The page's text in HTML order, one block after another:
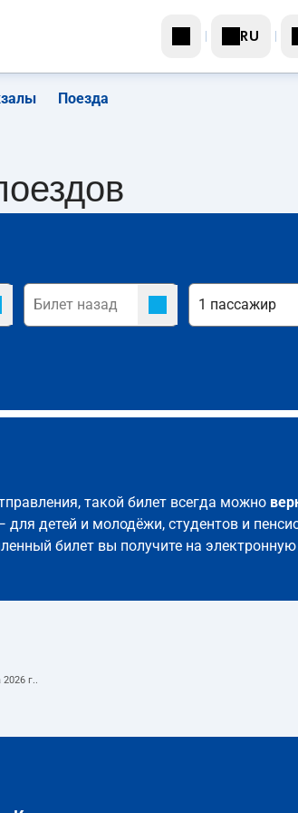
RU
Поезда
такой билет всегда можно
для детей и молодёжи, студентов и
билет вы получите на
2026 г..